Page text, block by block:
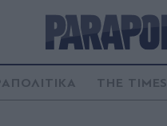
THE TIMES